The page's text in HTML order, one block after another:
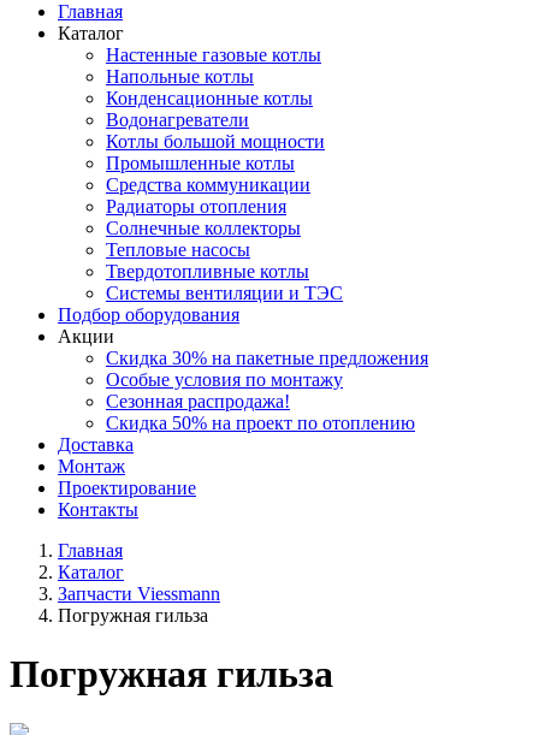
Главная
Каталог
Настенные газовые котлы
Напольные котлы
Конденсационные котлы
Водонагреватели
Котлы большой мощности
Промышленные котлы
Средства коммуникации
Радиаторы отопления
Солнечные коллекторы
Тепловые насосы
Твердотопливные котлы
Системы вентиляции и ТЭС
Подбор оборудования
Акции
Скидка 30% на пакетные предложения
Особые условия по монтажу
Сезонная распродажа!
Скидка 50% на проект по отоплению
Доставка
Монтаж
Проектирование
Контакты
Главная
Каталог
Запчасти Viessmann
Погружная гильза
Погружная гильза